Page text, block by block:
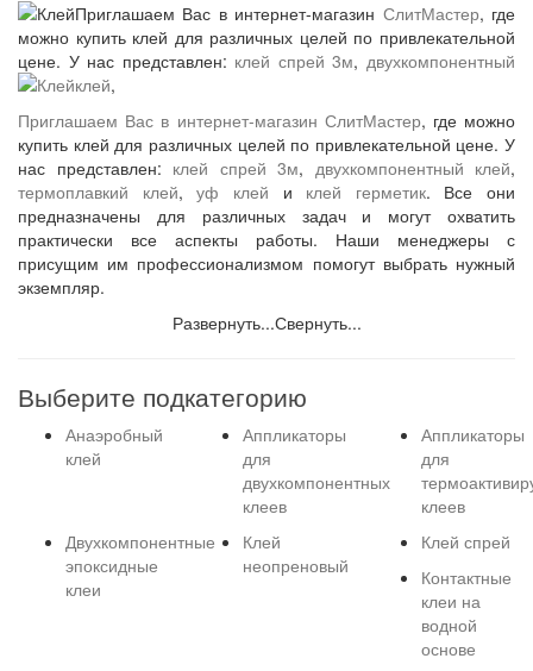
Приглашаем Вас в интернет-магазин СлитМастер, где
можно купить клей для различных целей по привлекательной
цене. У нас представлен: клей спрей 3м,двухкомпонентный
клей,
Приглашаем Вас в интернет-магазин СлитМастер, где можно
купить клей для различных целей по привлекательной цене. У
нас представлен: клей спрей 3м, двухкомпонентный клей,
термоплавкий клей,уф клей и клей герметик. Все они
предназначены для различных задач и могут охватить
практически все аспекты работы. Наши менеджеры с
присущим им профессионализмом помогут выбрать нужный
экземпляр.
Развернуть...Свернуть...
Выберите подкатегорию
Анаэробный
клей
Аппликаторы
для
двухкомпонентных
клеев
Аппликаторы
для
клеев
Двухкомпонентные
эпоксидные
клеи
Клей
неопреновый
Клей спрей
Контактные
клеи на
водной
основе